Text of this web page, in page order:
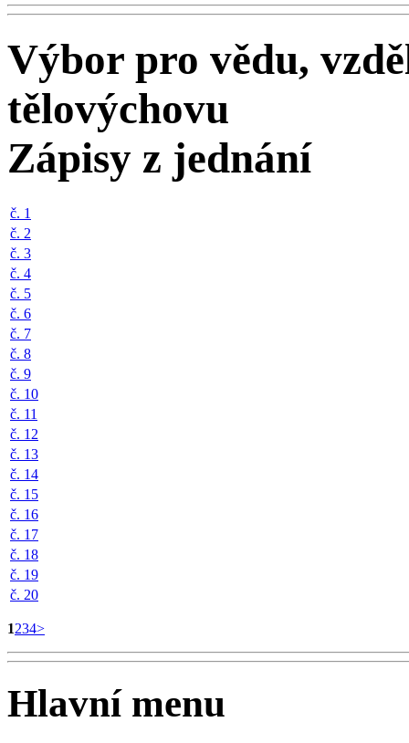
Výbor pro vědu,
tělovýchovu
Zápisy z jednání
č. 1
č. 2
č. 3
č. 4
č. 5
č. 6
č. 7
č. 8
č. 9
č. 10
č. 11
č. 12
č. 13
č. 14
č. 15
č. 16
č. 17
č. 18
č. 19
č. 20
1234>
Hlavní menu